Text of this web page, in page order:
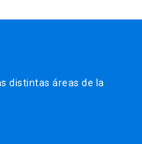
distintas áreas de la